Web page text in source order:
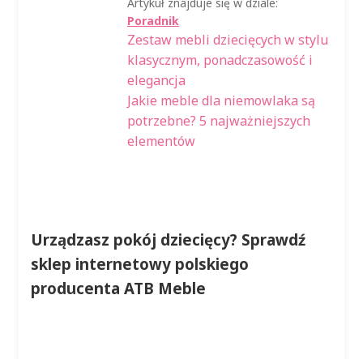
Artykuł znajduje się w dziale:
Poradnik
Nawigacja
wpisu
Poprzedni
wpis:
Zestaw mebli dziecięcych w stylu
klasycznym, ponadczasowość i
elegancja
Następny
wpis:
Jakie meble dla niemowlaka są
potrzebne? 5 najważniejszych
elementów
Urządzasz pokój dziecięcy? Sprawdź
sklep internetowy polskiego
producenta ATB Meble